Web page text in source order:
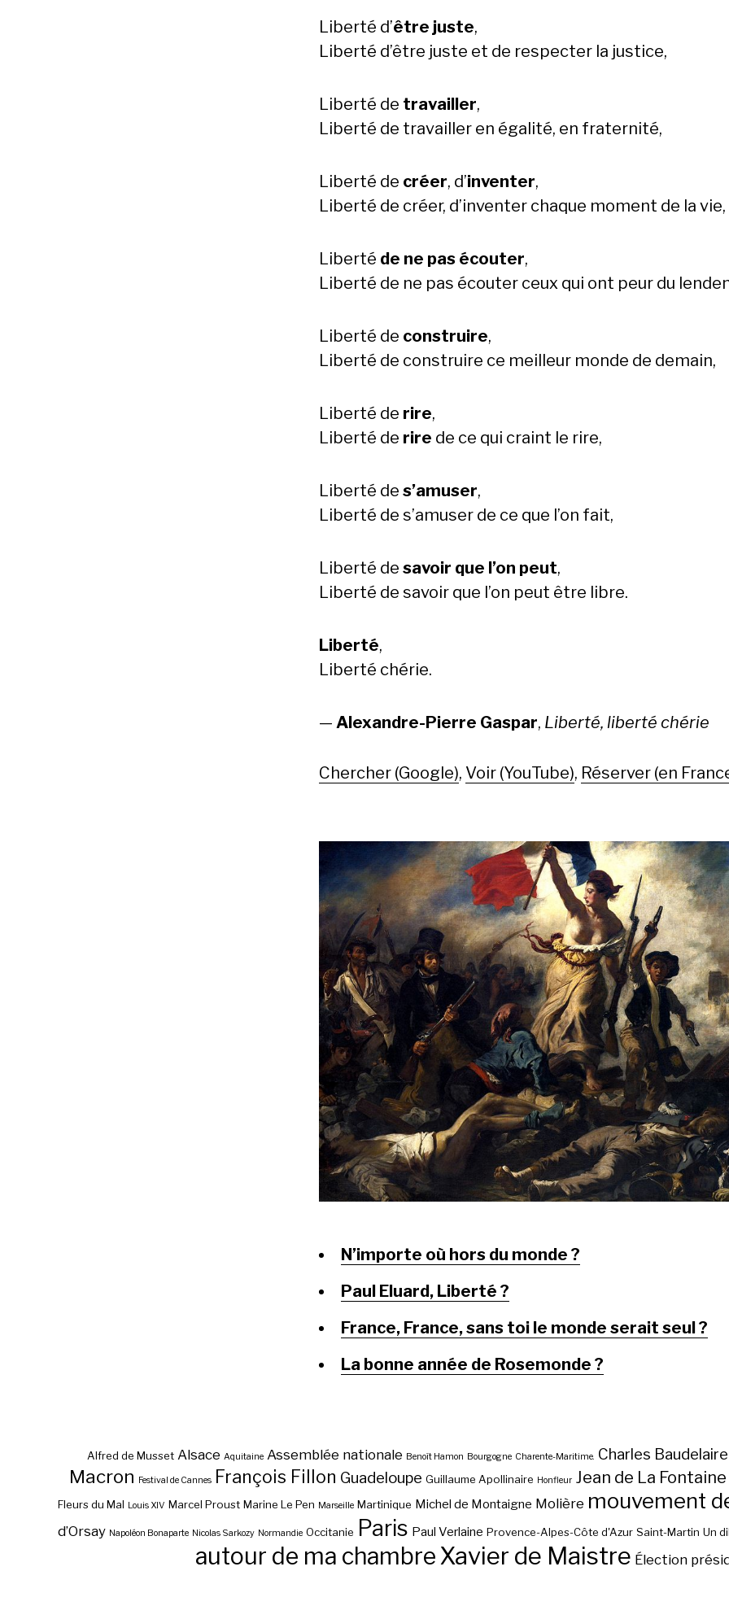
Liberté d’être juste,
Liberté d’être juste et de respecter la justice,
Liberté de travailler,
Liberté de travailler en égalité, en fraternité,
Liberté de créer, d’inventer,
Liberté de créer, d’inventer chaque moment de la vie,
Liberté de ne pas écouter,
Liberté de ne pas écouter ceux qui ont peur du
Liberté de construire,
Liberté de construire ce meilleur monde de demain,
Liberté de rire,
Liberté de rire de ce qui craint le rire,
Liberté de s’amuser,
Liberté de s’amuser de ce que l’on fait,
Liberté de savoir que l’on peut,
Liberté de savoir que l’on peut être libre.
Liberté,
Liberté chérie.
— Alexandre-Pierre Gaspar, Liberté, liberté chérie
Chercher (Google), Voir (YouTube), Réserver (en
N’importe où hors du monde ?
Paul Eluard, Liberté ?
France, France, sans toi le monde serait seul ?
La bonne année de Rosemonde ?
Alfred de Musset Alsace Aquitaine Assemblée nationale Benoît Hamon Bourgogne Charente-Maritime. Charles Baudelaire
Macron Festival de Cannes François Fillon Guadeloupe Guillaume Apollinaire Honfleur Jean de La Fontaine
Fleurs du Mal Louis XIV Marcel Proust Marine Le Pen Marseille Martinique Michel de Montaigne Molière mouvement
d’Orsay Napoléon Bonaparte Nicolas Sarkozy Normandie Occitanie Paris Paul Verlaine Provence-Alpes-Côte d'Azur Saint-Martin Un
autour de ma chambreXavier de Maistre Élection